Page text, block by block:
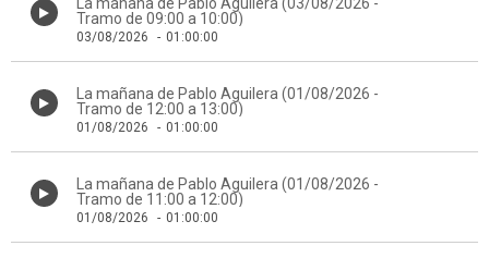
Tramo de 09:00 a 10:00)
03/08/2026 - 01:00:00
La mañana de Pablo Aguilera (01/08/2026 -
Tramo de 12:00 a 13:00)
01/08/2026 - 01:00:00
La mañana de Pablo Aguilera (01/08/2026 -
Tramo de 11:00 a 12:00)
01/08/2026 - 01:00:00